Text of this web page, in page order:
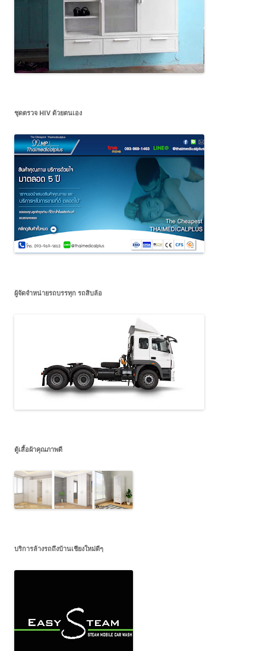
ชุดตรวจ HIV ด้วยตนเอง
ผู้จัดจำหน่ายรถบรรทุก รถสิบล้อ
ตู้เสื้อผ้าคุณภาพดี
บริการล้างรถถึงบ้านเชียงใหม่ดีๆ